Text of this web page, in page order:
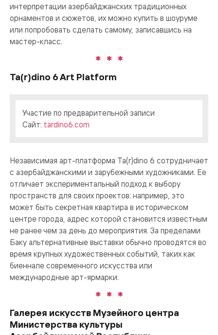
интерпретации азербайджанских традиционных
орнаментов и сюжетов, их можно купить в шоуруме
или попробовать сделать самому, записавшись на
мастер-класс.
Ta(r)dino 6 Art Platform
Участие по предварительной записи
Сайт: tardino6.com
Независимая арт-платформа Ta(r)dino 6 сотрудничает
с азербайджанскими и зарубежными художниками. Ее
отличает экспериментальный подход к выбору
пространств для своих проектов: например, это
может быть секретная квартира в историческом
центре города, адрес которой становится известным
не ранее чем за день до мероприятия. За пределами
Баку альтернативные выставки обычно проводятся во
время крупных художественных событий, таких как
биеннале современного искусства или
международные арт-ярмарки.
Галерея искусств Музейного центра
Министерства культуры